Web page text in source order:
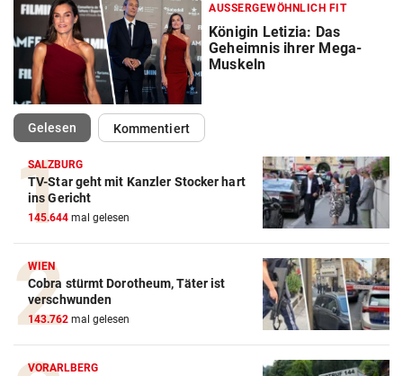
AUSSERGEWÖHNLICH FIT
Königin Letizia: Das
Geheimnis ihrer Mega-
Muskeln
Gelesen(ausgewählt)Kommentiert
SALZBURG
TV-Star geht mit Kanzler Stocker hart
ins Gericht
145.644 mal gelesen
WIEN
Cobra stürmt Dorotheum, Täter ist
verschwunden
143.762 mal gelesen
VORARLBERG